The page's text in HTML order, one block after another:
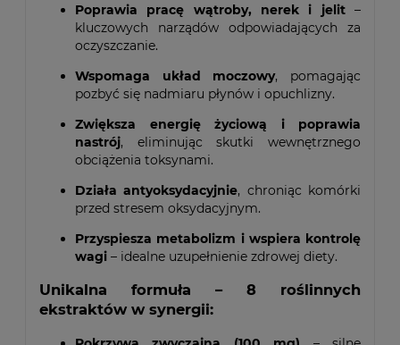
Poprawia pracę wątroby, nerek i jelit–
kluczowych narządów odpowiadających za
oczyszczanie.
Wspomaga układ moczowy, pomagając
pozbyć się nadmiaru płynów i opuchlizny.
Zwiększa energię życiową i poprawia
nastrój, eliminując skutki wewnętrznego
obciążenia toksynami.
Działa antyoksydacyjnie, chroniąc komórki
przed stresem oksydacyjnym.
Przyspiesza metabolizm i wspiera kontrolę
wagi – idealne uzupełnienie zdrowej diety.
Unikalna formuła – 8 roślinnych
ekstraktów w synergii: